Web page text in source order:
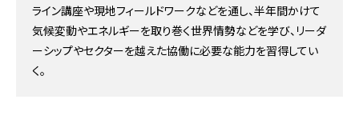
ライン講座や現地フィールドワークなどを通し、半年間かけて
気候変動やエネルギーを取り巻く世界情勢などを学び、リーダ
ーシップやセクターを越えた協働に必要な能力を習得してい
く。